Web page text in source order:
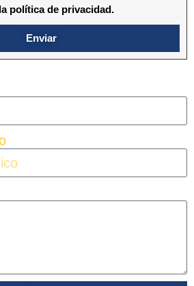
política de privacidad.
Enviar